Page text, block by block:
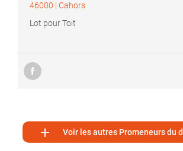
46000 | Cahors
Lot pour Toit
 Voir les autres Promeneurs du